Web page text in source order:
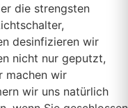
die strengsten
desinfizieren wir
nicht nur geputzt,
machen wir
wir uns natürlich